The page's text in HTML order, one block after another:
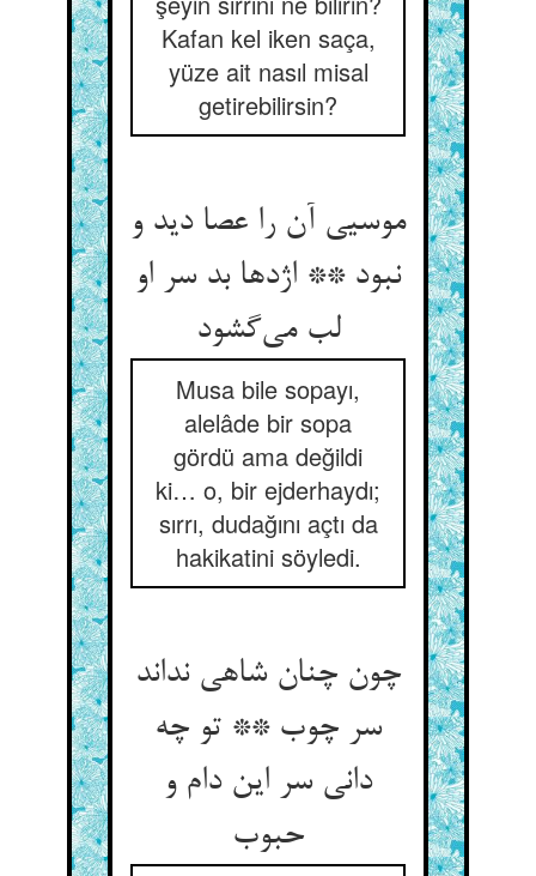
Kafan kel iken saça,
yüze ait nasıl misal
getirebilirsin?
موسیی آن را عصا دید و
نبود ** اژدها بد سر او
لب می‌گشود
Musa bile sopayı,
alelâde bir sopa
gördü ama değildi
ki… o, bir ejderhaydı;
sırrı, dudağını açtı da
hakikatini söyledi.
چون چنان شاهی نداند
سر چوب ** تو چه
دانی سر این دام و
حبوب